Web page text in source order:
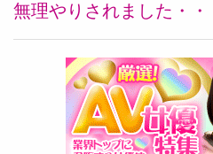
無理やりされました・・